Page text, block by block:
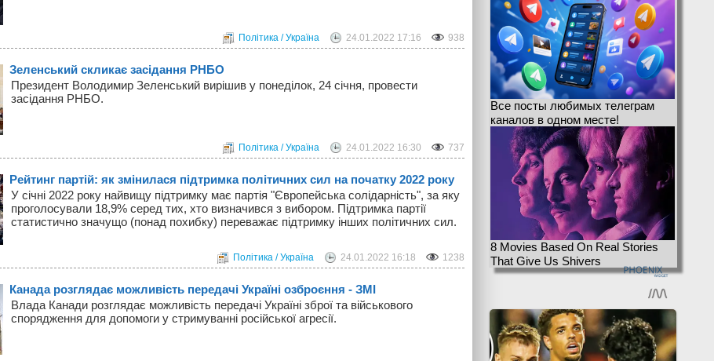
Політика / Україна 24.01.2022 17:16 938
Зеленський скликає засідання РНБО
Президент Володимир Зеленський вирішив у понеділок, 24 січня, провести
засідання РНБО.
Політика / Україна 24.01.2022 16:30 737
Рейтинг партій: як змінилася підтримка політичних сил на початку 2022 року
У січні 2022 року найвищу підтримку має партія "Європейська солідарність", за яку
проголосували 18,9% серед тих, хто визначився з вибором. Підтримка партії
статистично значущо (понад похибку) переважає підтримку інших політичних сил.
Політика / Україна 24.01.2022 16:18 1238
Канада розглядає можливість передачі Україні озброєння - ЗМІ
Влада Канади розглядає можливість передачі Україні зброї та військового
спорядження для допомоги у стримуванні російської агресії.
Все посты любимых телеграм
каналов в одном месте!
8 Movies Based On Real Stories
That Give Us Shivers